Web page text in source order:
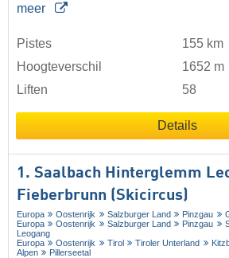
meer
Pistes
155 km
Hoogteverschil
1652 m
Liften
58
Details
1. Saalbach Hinterglemm
Fieberbrunn (Skicircus)
Europa Oostenrijk Salzburger Land Pinzgau
Europa
Oostenrijk Salzburger Land Pinzgau
Leogang
Europa
Oostenrijk Tirol Tiroler Unterland
Alpen
Pillerseetal